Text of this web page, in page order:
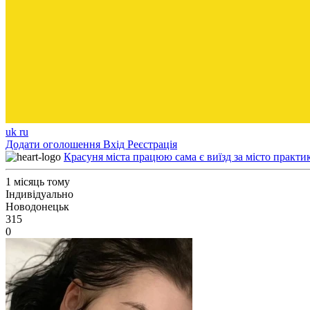
uk ru
Додати оголошення Вхід Реєстрація
Красуня міста працюю сама є виїзд за місто
1 місяць тому
Індивідуально
Новодонецьк
315
0